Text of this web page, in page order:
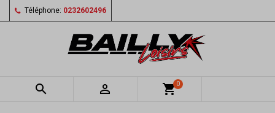
Téléphone: 0232602496
  shopping_cart0